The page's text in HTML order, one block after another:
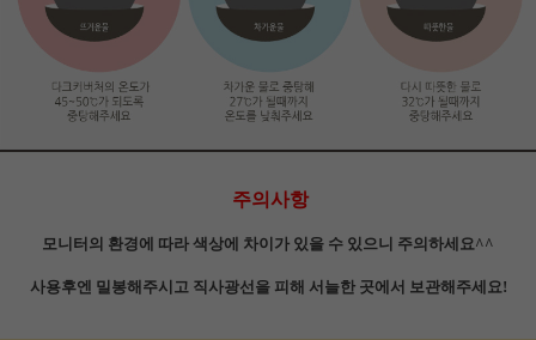
주의사항
모니터의 환경에 따라 색상에 차이가 있을 수 있으니 주의하세요^^
사용후엔 밀봉해주시고 직사광선을 피해 서늘한 곳에서 보관해주세요!